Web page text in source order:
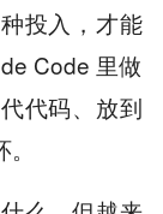
投入，才能
Code 里做
代码、放到